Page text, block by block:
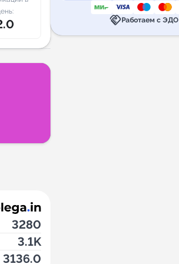
3280
3.1K
3136.0
handshakeРаботаем с ЭДО